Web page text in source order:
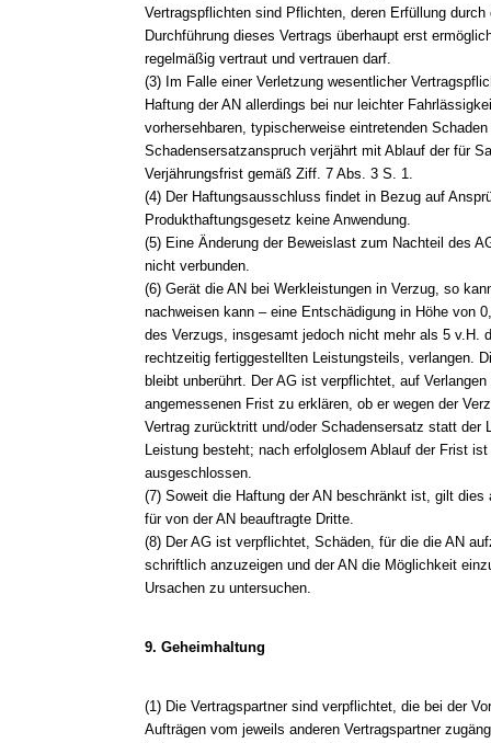
Vertragspflichten sind Pflichten, deren Erfüllung durch
Durchführung dieses Vertrags überhaupt erst
regelmäßig vertraut und vertrauen darf.
(3) Im Falle einer Verletzung wesentlicher
Haftung der AN allerdings bei nur leichter
vorhersehbaren, typischerweise eintretenden
Schadensersatzanspruch verjährt mit Ablauf der für
Verjährungsfrist gemäß Ziff. 7 Abs. 3 S. 1.
(4) Der Haftungsausschluss findet in Bezug auf
Produkthaftungsgesetz keine Anwendung.
(5) Eine Änderung der Beweislast zum Nachteil des
nicht verbunden.
(6) Gerät die AN bei Werkleistungen in Verzug, so
nachweisen kann – eine Entschädigung in Höhe von
des Verzugs, insgesamt jedoch nicht mehr als 5 v.H.
rechtzeitig fertiggestellten Leistungsteils, verlangen.
bleibt unberührt. Der AG ist verpflichtet, auf
angemessenen Frist zu erklären, ob er wegen der
Vertrag zurücktritt und/oder Schadensersatz statt der
Leistung besteht; nach erfolglosem Ablauf der Frist
ausgeschlossen.
(7) Soweit die Haftung der AN beschränkt ist, gilt dies
für von der AN beauftragte Dritte.
(8) Der AG ist verpflichtet, Schäden, für die die AN
schriftlich anzuzeigen und der AN die Möglichkeit
Ursachen zu untersuchen.
9. Geheimhaltung
(1) Die Vertragspartner sind verpflichtet, die bei der
Aufträgen vom jeweils anderen Vertragspartner